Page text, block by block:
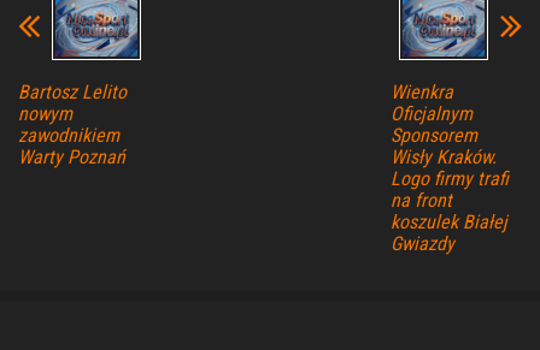
Bartosz Lelito
nowym
zawodnikiem
Warty Poznań
Wienkra
Oficjalnym
Sponsorem
Wisły Kraków.
Logo firmy trafi
na front
koszulek Białej
Gwiazdy